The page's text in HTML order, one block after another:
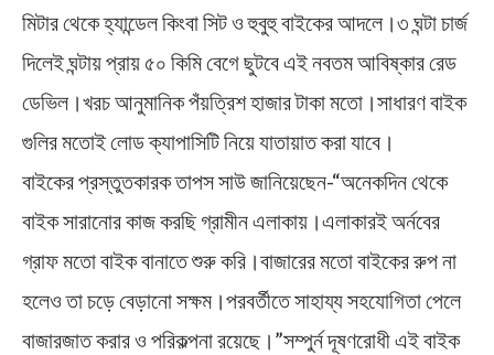
মিটার থেকে হ্যান্ডেল কিংবা সিট ও হুবুহু বাইকের আদলে।৩ ঘন্টা চার্জ
দিলেই ঘন্টায় প্রায় ৫০ কিমি বেগে ছুটবে এই নবতম আবিষ্কার রেড
ডেভিল।খরচ আনুমানিক পঁয়ত্রিশ হাজার টাকা মতো।সাধারণ বাইক
গুলির মতোই লোড ক্যাপাসিটি নিয়ে যাতায়াত করা যাবে।
বাইকের প্রস্তুতকারক তাপস সাউ জানিয়েছেন-“অনেকদিন থেকে
বাইক সারানোর কাজ করছি গ্রামীন এলাকায়।এলাকারই অর্নবের
গ্রাফ মতো বাইক বানাতে শুরু করি।বাজারের মতো বাইকের রুপ না
হলেও তা চড়ে বেড়ানো সক্ষম।পরবর্তীতে সাহায্য সহযোগিতা পেলে
বাজারজাত করার ও পরিকল্পনা রয়েছে।”সম্পুর্ন দূষণরোধী এই বাইক